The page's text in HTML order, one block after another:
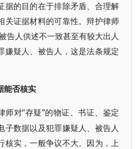
据的目的在于排除矛盾、合理解
关证据材料的可靠性。辩护律师
告人供述不一致甚至有较大出人
嫌疑人、被告人，这是法条规定
能否核实
师对“存疑”的物证、书证、鉴定
子数据以及犯罪嫌疑人、被告人
核实，一般争议不大。因为，上